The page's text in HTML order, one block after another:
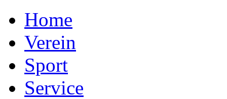
Home
Verein
Sport
Service